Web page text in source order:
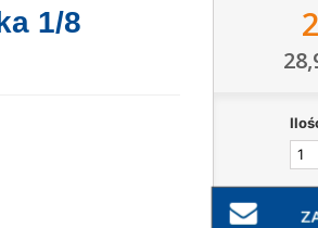
1/8